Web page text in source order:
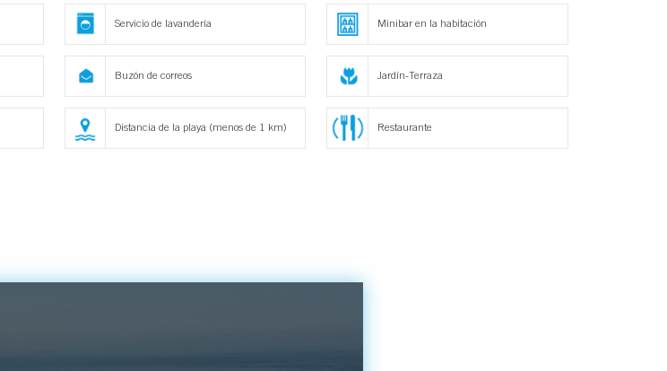
Servicio de lavandería Minibar en la habitación
Buzón de correos Jardín-Terraza
Distancia de la playa (menos de 1 km) Restaurante